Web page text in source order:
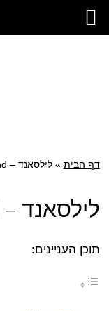
Main menu
Skip
content
דף הבית »לילסאנד – Lillesand
לילסאנד – Lillesand
תוכן העניינים: